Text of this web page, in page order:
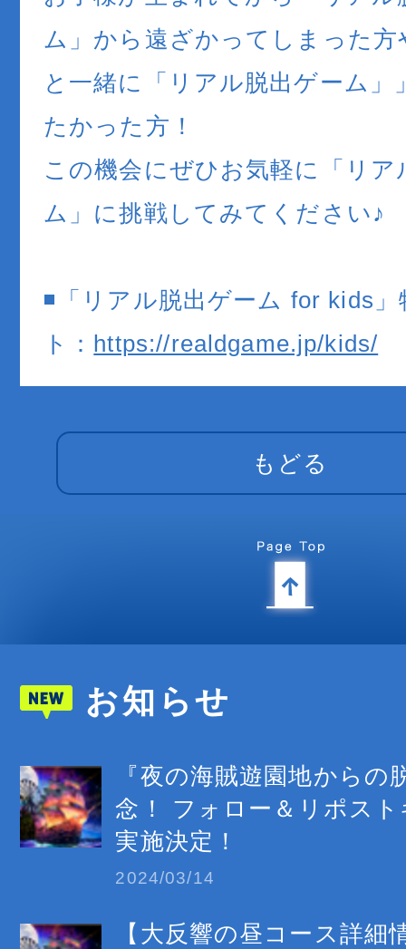
ム」から遠ざかってしまった方
と一緒に「リアル脱出ゲーム」
たかった方！
この機会にぜひお気軽に「リア
ム」に挑戦してみてください♪
◾️「リアル脱出ゲーム for kids
ト： https://realdgame.jp/kids/
もどる
お知らせ
『夜の海賊遊園地からの
念！ フォロー＆リポス
実施決定！
2024/03/14
【大反響の昼コース詳細